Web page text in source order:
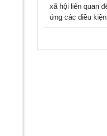
xã hội liên quan
ứng các điều